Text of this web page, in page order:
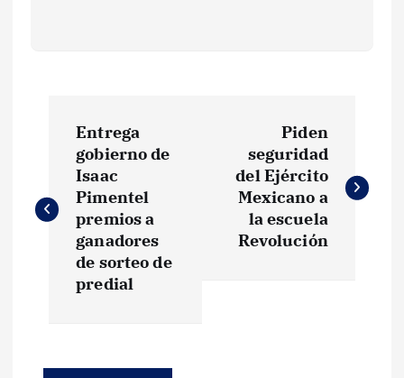
v
Entrega
gobierno de
Isaac
Pimentel
premios a
ganadores
de sorteo de
predial
Piden
seguridad
del Ejército
Mexicano a
la escuela
Revolución